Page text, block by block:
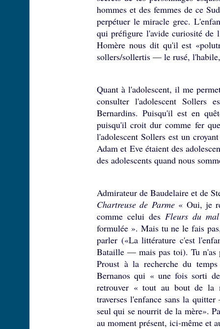
hommes et des femmes de ce
perpétuer le miracle grec.
qui préfigure l'avide curiosité de
Homère nous dit qu'il est
sollers/sollertis — le rusé,
Quant à l'adolescent, il me
consulter l'adolescent
Bernardins. Puisqu'il est en
puisqu'il croit dur comme fer
l'adolescent Sollers est un
Adam et Eve étaient des
des adolescents quand nous
Admirateur de Baudelaire et de
Chartreuse de Parme « Oui, je
comme celui des Fleurs du mal
formulée ». Mais tu ne le fais
parler («La littérature c'est
Bataille — mais pas toi). Tu n'as
Proust à la recherche du
Bernanos qui « une fois sorti
retrouver « tout au bout de la
traverses l'enfance sans la
seul qui se nourrit de la mère».
au moment présent, ici-même et